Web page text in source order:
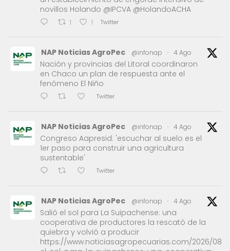
novillos Holando @IPCVA @HolandoACHA
1 1 Twitter
NAP Noticias AgroPec @infonap · 4 Ago
Nación y provincias del Litoral coordinaron
en Chaco un plan de respuesta ante el
fenómeno El Niño
Twitter
NAP Noticias AgroPec @infonap · 4 Ago
Congreso Aapresid: 'escuchar al suelo es el
1er paso para construir una agricultura
sustentable'
Twitter
NAP Noticias AgroPec @infonap · 4 Ago
Salió el sol para La Suipachense: una
cooperativa de productores la rescató de la
quiebra y volvió a producir
https://www.noticiasagropecuarias.com/2026/08/